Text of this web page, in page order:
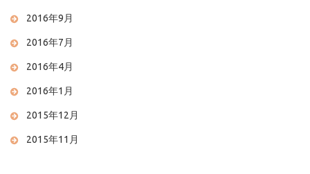
2016年9月
2016年7月
2016年4月
2016年1月
2015年12月
2015年11月